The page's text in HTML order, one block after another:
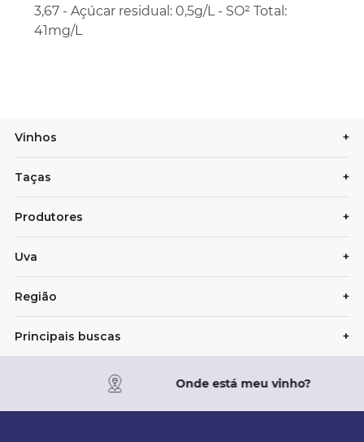
3,67 - Açúcar residual: 0,5g/L - SO² Total:
41mg/L
Vinhos +
Taças +
Produtores +
Uva +
Região +
Principais buscas +
Onde está meu vinho?